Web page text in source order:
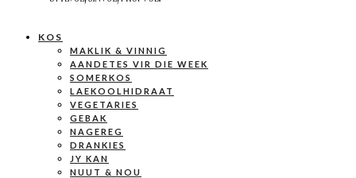
KOS
MAKLIK & VINNIG
AANDETES VIR DIE WEEK
SOMERKOS
LAEKOOLHIDRAAT
VEGETARIES
GEBAK
NAGEREG
DRANKIES
JY KAN
NUUT & NOU